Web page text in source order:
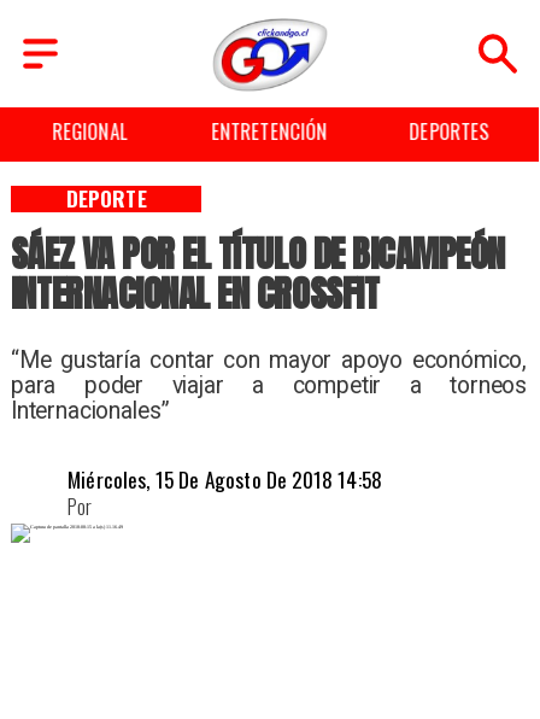
ENTRETENCIÓN DEPORTES CULTURA
SÁEZ VA POR EL TÍTULO DE BICAMPEÓN
INTERNACIONAL EN CROSSFIT
“Me gustaría contar con mayor apoyo económico,
para poder viajar a competir a torneos
Internacionales”
DEPORTE
Miércoles, 15 De Agosto De 2018 14:58
Por